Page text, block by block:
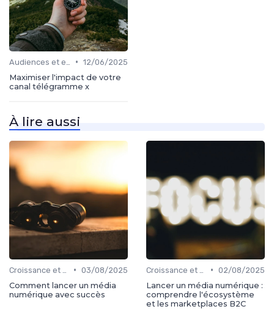
• 12/06/2025
Maximiser l'impact de votre
canal télégramme x
À lire aussi
• 03/08/2025
Comment lancer un média
numérique avec succès
• 02/08/2025
Lancer un média numérique :
comprendre l'écosystème
et les marketplaces B2C